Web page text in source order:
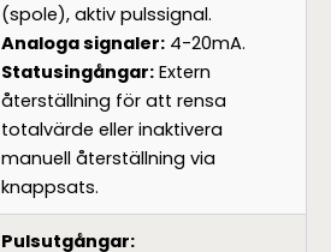
(spole), aktiv pulssignal.
Analoga signaler: 4-20mA.
Statusingångar: Extern
återställning för att rensa
totalvärde eller inaktivera
manuell återställning via
knappsats.
Pulsutgångar: